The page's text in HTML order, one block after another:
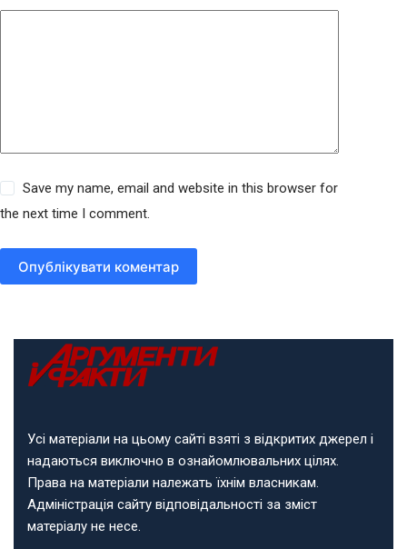
Save my name, email and website in this browser for
the next time I comment.
Опублікувати коментар
Усі матеріали на цьому сайті взяті з відкритих джерел і
надаються виключно в ознайомлювальних цілях.
Права на матеріали належать їхнім власникам.
Адміністрація сайту відповідальності за зміст
матеріалу не несе.